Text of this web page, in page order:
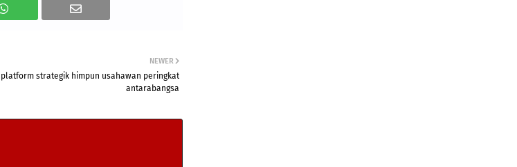
NEWER
platform strategik himpun usahawan peringkat
antarabangsa